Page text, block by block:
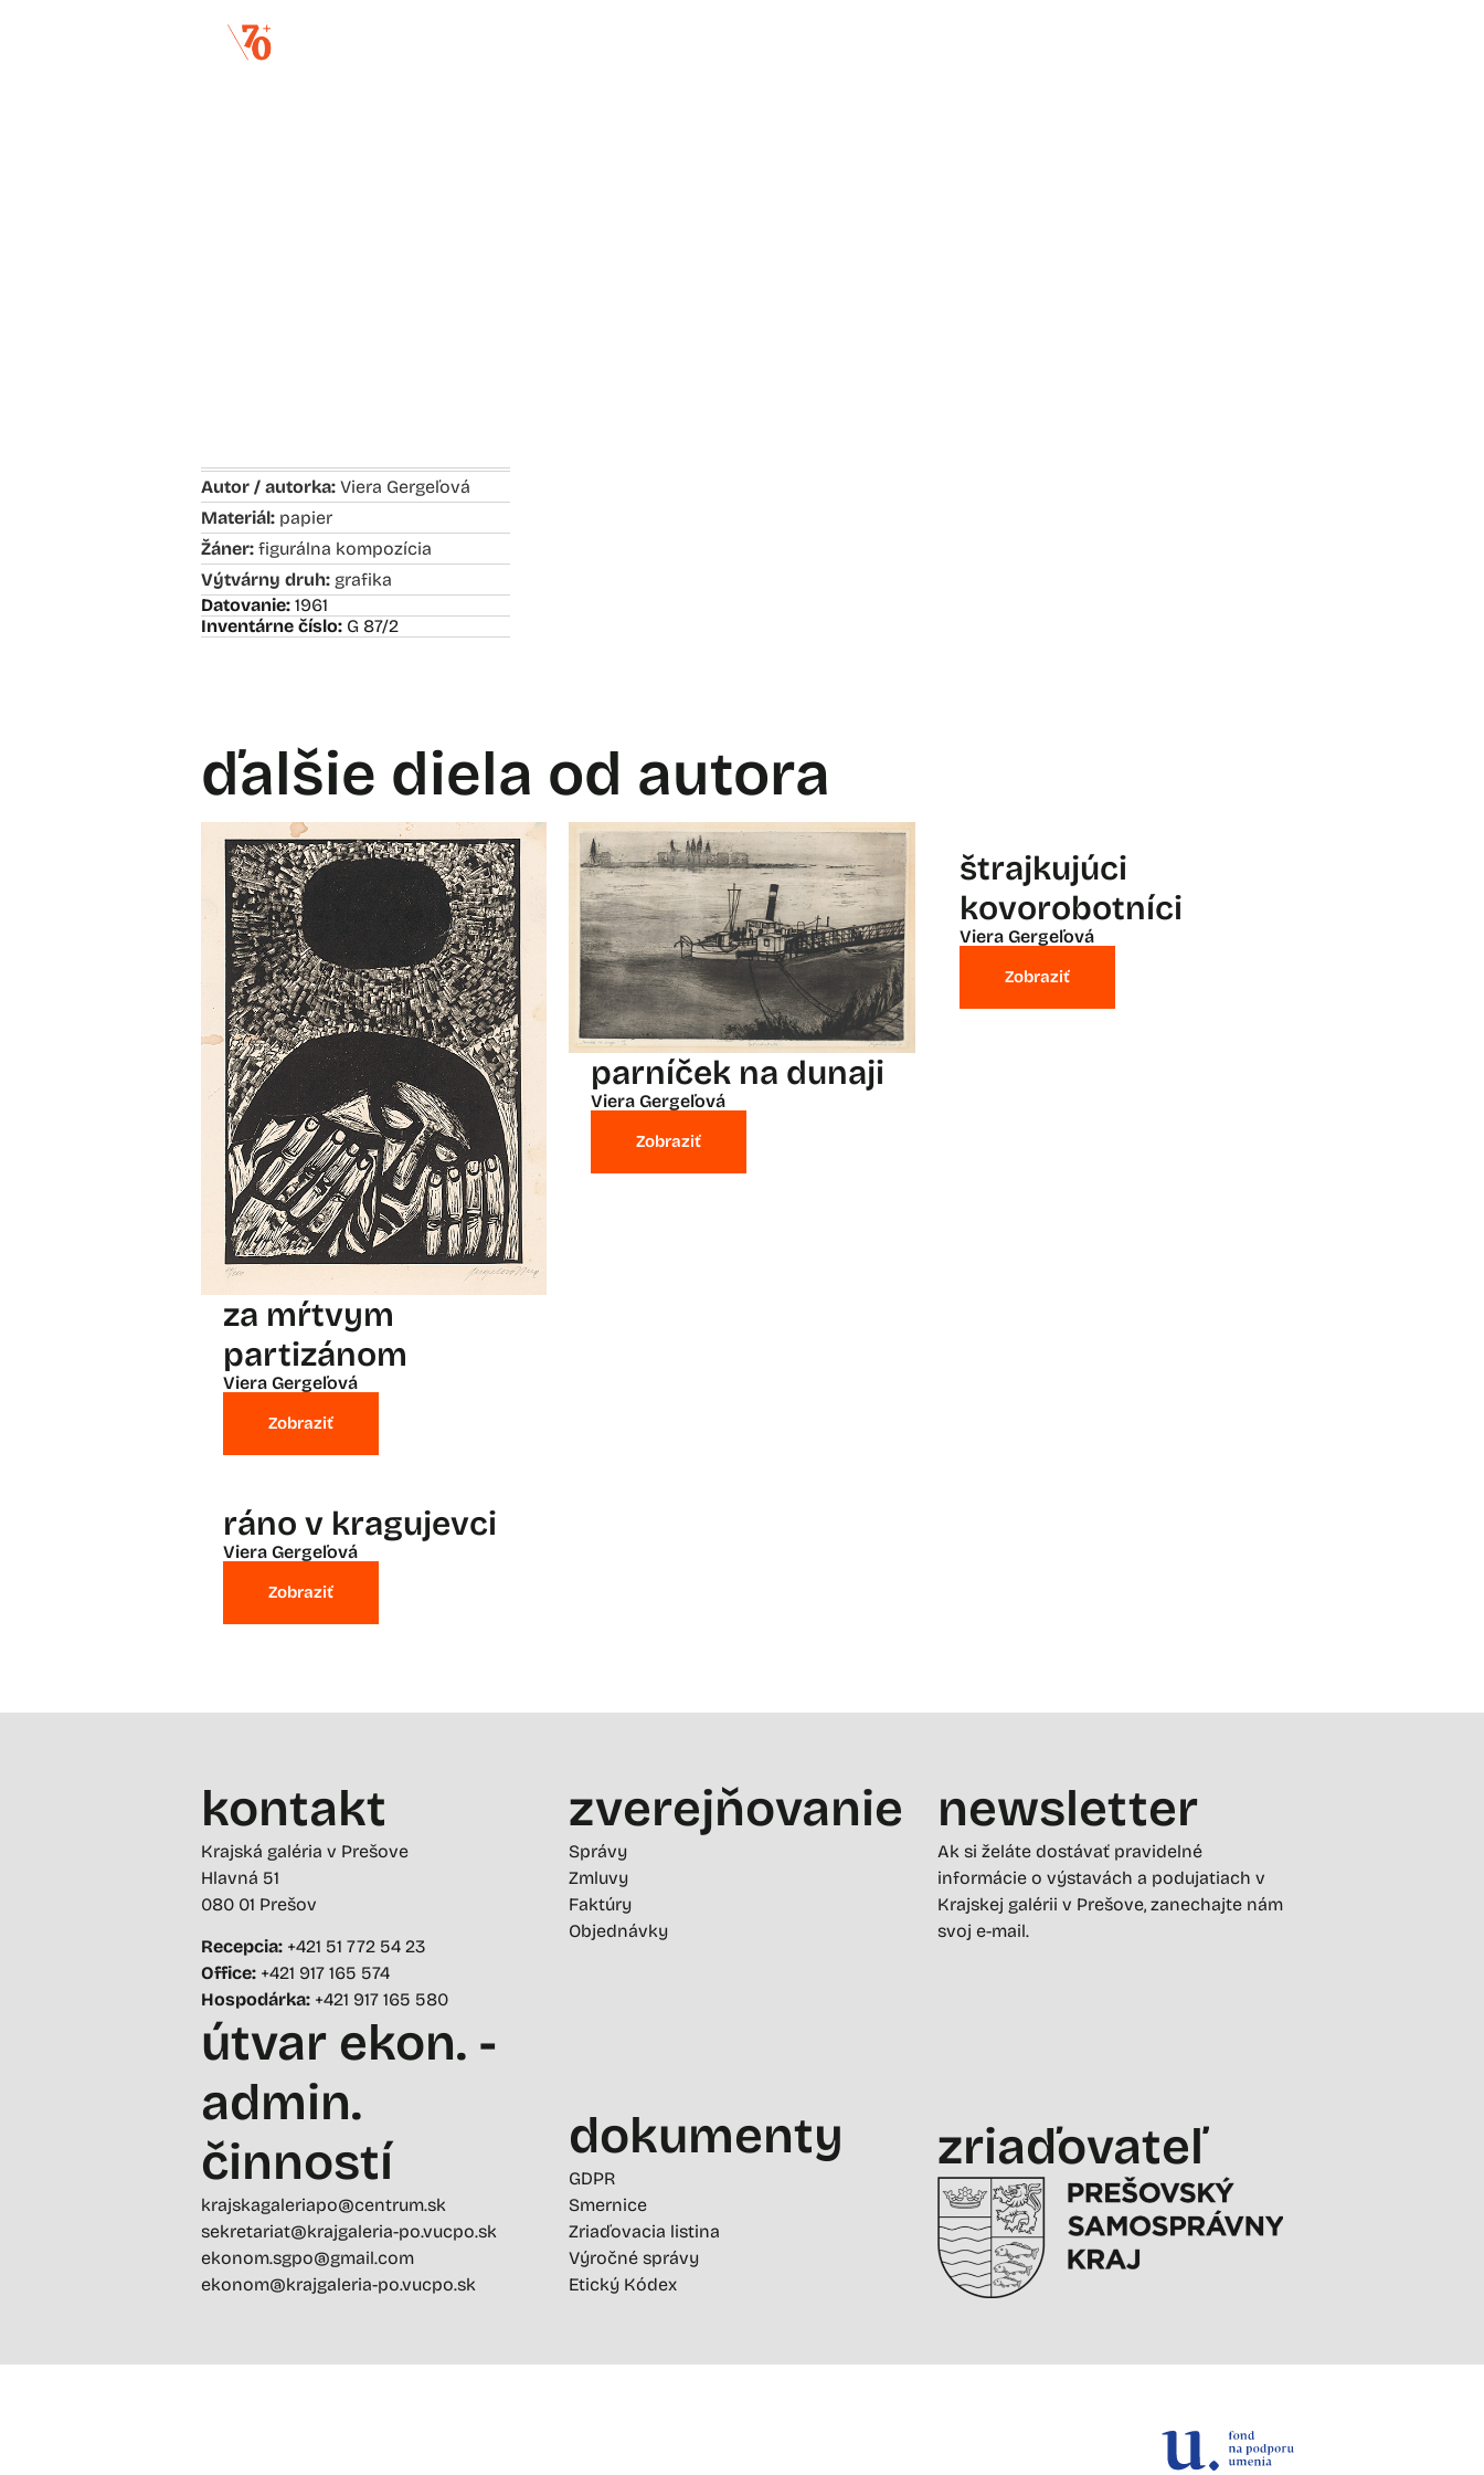
Autor / autorka: Viera Gergeľová
Materiál: papier
Žáner: figurálna kompozícia
Výtvárny druh: grafika
Datovanie: 1961
Inventárne číslo: G 87/2
ďalšie diela od autora
za mŕtvym
partizánom
Viera Gergeľová
Zobraziť
parníček na dunaji
Viera Gergeľová
Zobraziť
štrajkujúci
kovorobotníci
Viera Gergeľová
Zobraziť
ráno v kragujevci
Viera Gergeľová
Zobraziť
kontakt
Krajská galéria v Prešove
Hlavná 51
080 01 Prešov
Recepcia: +421 51 772 54 23
Office: +421 917 165 574
Hospodárka: +421 917 165 580
útvar ekon. -
admin.
činností
krajskagaleriapo@centrum.sk
sekretariat@krajgaleria-po.vucpo.sk
ekonom.sgpo@gmail.com
ekonom@krajgaleria-po.vucpo.sk
zverejňovanie
Správy
Zmluvy
Faktúry
Objednávky
dokumenty
GDPR
Smernice
Zriaďovacia listina
Výročné správy
Etický Kódex
newsletter
Ak si želáte dostávať pravidelné
informácie o výstavách a podujatiach v
Krajskej galérii v Prešove, zanechajte nám
svoj e-mail.
zriaďovateľ